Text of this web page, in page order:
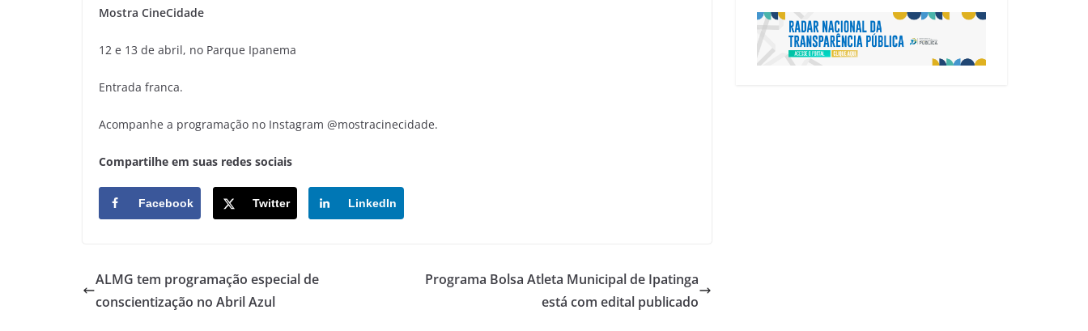
Mostra CineCidade
12 e 13 de abril, no Parque Ipanema
Entrada franca.
Acompanhe a programação no Instagram @mostracinecidade.
Compartilhe em suas redes sociais
Facebook Twitter LinkedIn
ALMG tem programação especial de
conscientização no Abril Azul
Programa Bolsa Atleta Municipal de Ipatinga
está com edital publicado